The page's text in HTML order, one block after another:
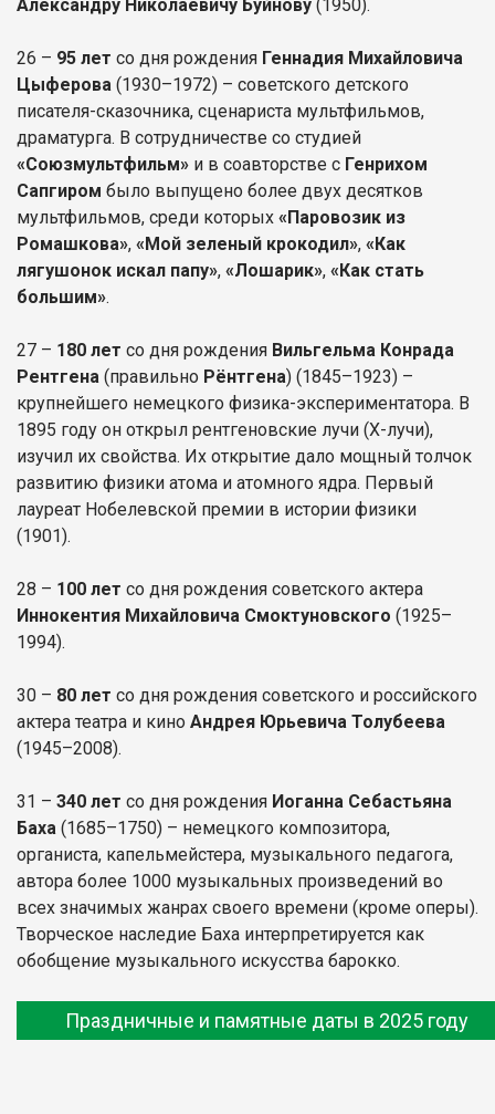
Александру Николаевичу Буйнову (1950).
26 – 95 лет со дня рождения Геннадия Михайловича
Цыферова (1930–1972) – советского детского
писателя-сказочника, сценариста мультфильмов,
драматурга. В сотрудничестве со студией
«Союзмультфильм» и в соавторстве с Генрихом
Сапгиром было выпущено более двух десятков
мультфильмов, среди которых «Паровозик из
Ромашкова», «Мой зеленый крокодил», «Как
лягушонок искал папу», «Лошарик», «Как стать
большим».
27 – 180 лет со дня рождения Вильгельма Конрада
Рентгена (правильно Рёнтгена) (1845–1923) –
крупнейшего немецкого физика-экспериментатора. В
1895 году он открыл рентгеновские лучи (Х-лучи),
изучил их свойства. Их открытие дало мощный толчок
развитию физики атома и атомного ядра. Первый
лауреат Нобелевской премии в истории физики
(1901).
28 – 100 лет со дня рождения советского актера
Иннокентия Михайловича Смоктуновского (1925–
1994).
30 – 80 лет со дня рождения советского и российского
актера театра и кино Андрея Юрьевича Толубеева
(1945–2008).
31 – 340 лет со дня рождения Иоганна Себастьяна
Баха (1685–1750) – немецкого композитора,
органиста, капельмейстера, музыкального педагога,
автора более 1000 музыкальных произведений во
всех значимых жанрах своего времени (кроме оперы).
Творческое наследие Баха интерпретируется как
обобщение музыкального искусства барокко.
Праздничные и памятные даты в 2025 году